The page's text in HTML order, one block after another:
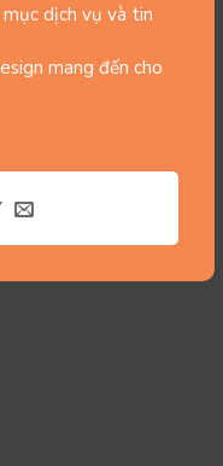
mục dịch vụ và tin
mang đến cho